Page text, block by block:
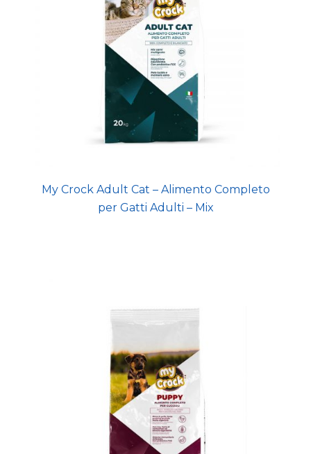
My Crock Adult Cat – Alimento Completo
per Gatti Adulti – Mix